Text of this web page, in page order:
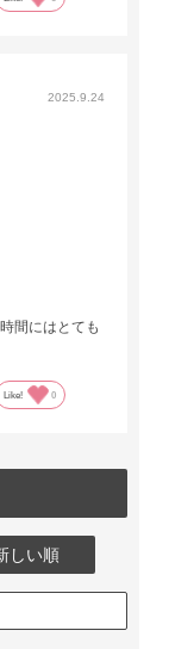
2025.9.24
間にはとても
Like! 0
しい順